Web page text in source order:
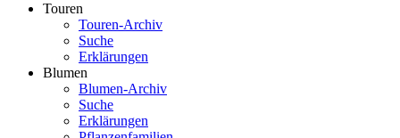
Touren
Touren-Archiv
Suche
Erklärungen
Blumen
Blumen-Archiv
Suche
Erklärungen